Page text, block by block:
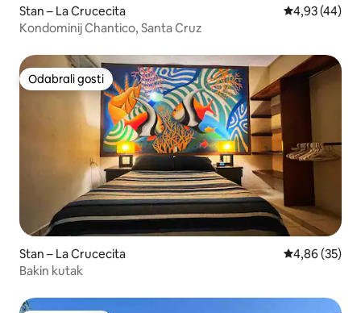
Stan – La Crucecita Prosječna
4,93 (44)
Kondominij Chantico, Santa Cruz
Odabrali gosti
Odabrali gosti
Stan – La Crucecita Prosječna
4,86 (35)
Bakin kutak